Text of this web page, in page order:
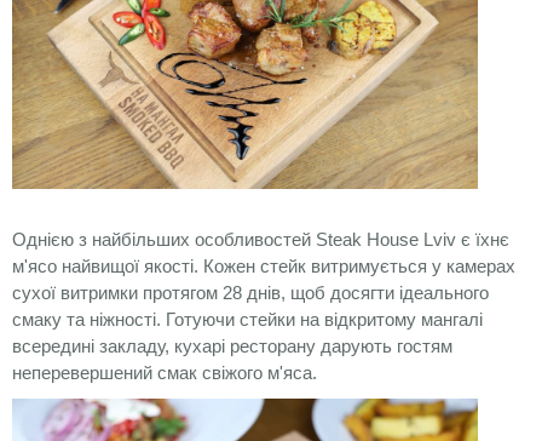
Однією з найбільших особливостей Steak House Lviv є їхнє
м'ясо найвищої якості. Кожен стейк витримується у камерах
сухої витримки протягом 28 днів, щоб досягти ідеального
смаку та ніжності. Готуючи стейки на відкритому мангалі
всередині закладу, кухарі ресторану дарують гостям
неперевершений смак свіжого м'яса.